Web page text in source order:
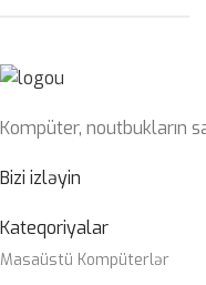
Kompüter, noutbukların
Bizi izləyin
Kateqoriyalar
Masaüstü Kompüterlər